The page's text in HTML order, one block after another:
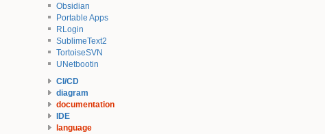
Obsidian
Portable Apps
RLogin
SublimeText2
TortoiseSVN
UNetbootin
CI/CD
diagram
documentation
IDE
language